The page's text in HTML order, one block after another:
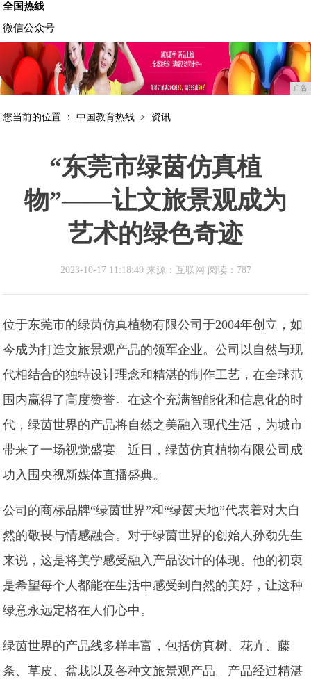
全国热线
微信公众号
广告
您当前的位置 ：中国教育热线 > 资讯
“东莞市绿茵仿真植
物”——让文旅景观成为
艺术的绿色奇迹
2023-10-17 11:18:49 来源：互联网 阅读：787
位于东莞市的绿茵仿真植物有限公司于2004年创立，如
今成为打造文旅景观产品的领军企业。公司以自然与现
代相结合的独特设计理念和精湛的制作工艺，在全球范
围内赢得了高度赞誉。在这个充满智能化和信息化的时
代，绿茵世界的产品将自然之美融入现代生活，为城市
带来了一场视觉盛宴。近日，绿茵仿真植物有限公司成
功入围央视新媒体直播盛典。
公司的商标品牌“绿茵世界”和“绿茵天地”代表着对大自
然的敬畏与情感融合。对于绿茵世界的创始人孙劲先生
来说，这是将美学感受融入产品设计的体现。他的初衷
是希望每个人都能在生活中感受到自然的美好，让这种
绿意永远定格在人们心中。
绿茵世界的产品线多样丰富，包括仿真树、花卉、藤
条、草皮、盆栽以及各种文旅景观产品。产品经过精湛